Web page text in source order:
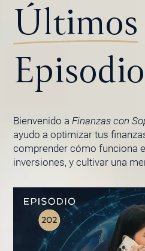
Últimos
Bienvenido a Finanzas con
ayudo a optimizar tus
comprender cómo funciona
inversiones, y cultivar una
PÁGINA